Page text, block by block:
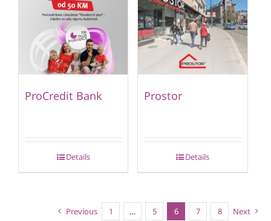
ProCredit Bank
Details
Prostor
Details
Previous 1 … 5 6 7 8 Next